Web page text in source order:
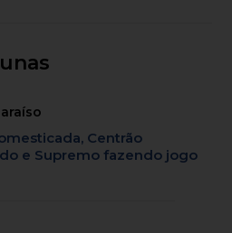
Centrão
e Supremo fazendo jogo